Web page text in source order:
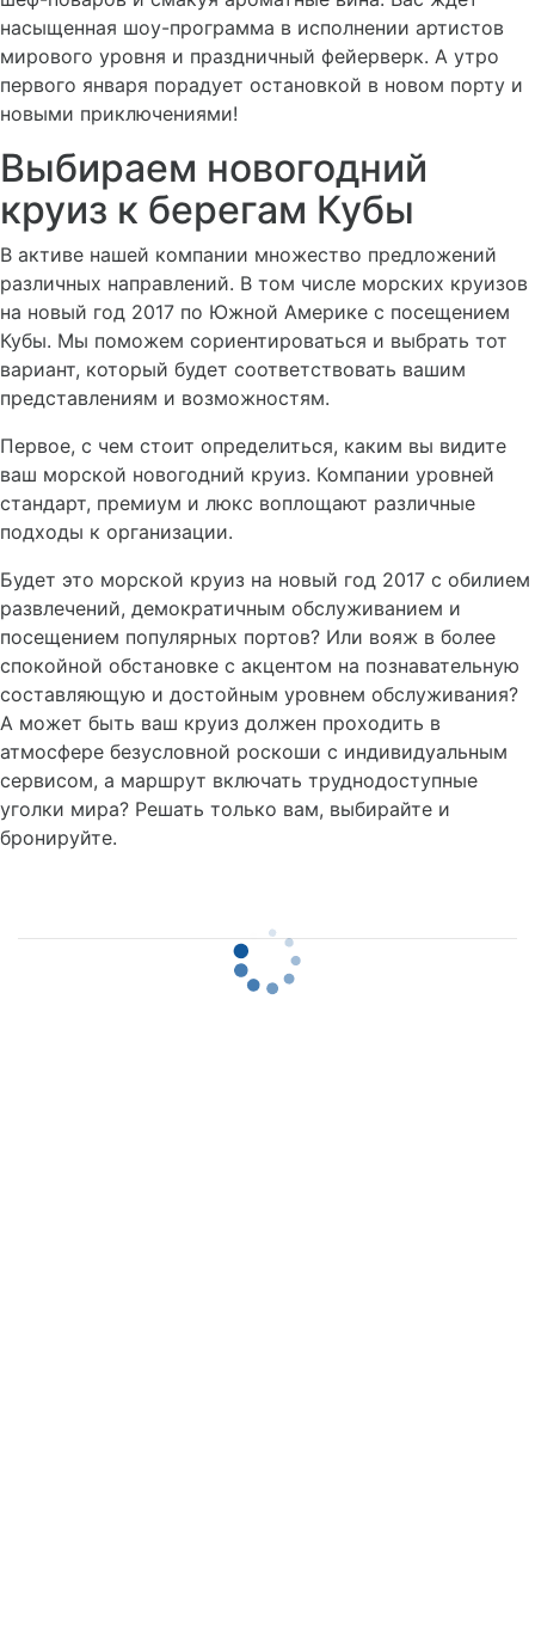
насыщенная шоу-программа в исполнении артистов
мирового уровня и праздничный фейерверк. А утро
первого января порадует остановкой в новом порту и
новыми приключениями!
Выбираем новогодний
круиз к берегам Кубы
В активе нашей компании множество предложений
различных направлений. В том числе морских круизов
на новый год 2017 по Южной Америке с посещением
Кубы. Мы поможем сориентироваться и выбрать тот
вариант, который будет соответствовать вашим
представлениям и возможностям.
Первое, с чем стоит определиться, каким вы видите
ваш морской новогодний круиз. Компании уровней
стандарт, премиум и люкс воплощают различные
подходы к организации.
Будет это морской круиз на новый год 2017 с обилием
развлечений, демократичным обслуживанием и
посещением популярных портов? Или вояж в более
спокойной обстановке с акцентом на познавательную
составляющую и достойным уровнем обслуживания?
А может быть ваш круиз должен проходить в
атмосфере безусловной роскоши с индивидуальным
сервисом, а маршрут включать труднодоступные
уголки мира? Решать только вам, выбирайте и
бронируйте.